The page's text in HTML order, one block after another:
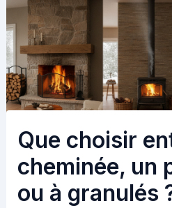
Que choisir
cheminée, un
ou à granulés